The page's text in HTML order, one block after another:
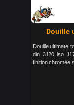
Douille
Douille ultimate
din 3120 iso
finition chromée